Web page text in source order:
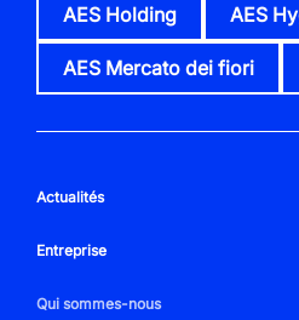
AES Holding AES
AES Mercato dei fiori
Actualités
Entreprise
Qui sommes-nous